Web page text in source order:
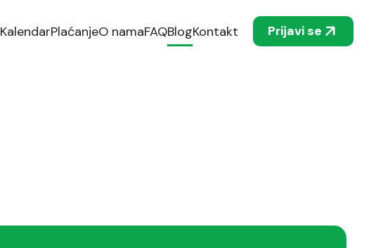
KalendarPlaćanjeO namaFAQBlogKontakt Prijavi se